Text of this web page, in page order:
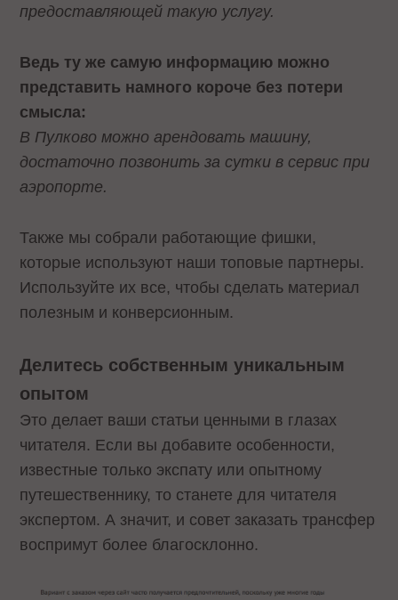
предоставляющей такую услугу.
Ведь ту же самую информацию можно
представить намного короче без потери
смысла:
В Пулково можно арендовать машину,
достаточно позвонить за сутки в сервис при
аэропорте.
Также мы собрали работающие фишки,
которые используют наши топовые партнеры.
Используйте их все, чтобы сделать материал
полезным и конверсионным.
Делитесь собственным уникальным
опытом
Это делает ваши статьи ценными в глазах
читателя. Если вы добавите особенности,
известные только экспату или опытному
путешественнику, то станете для читателя
экспертом. А значит, и совет заказать трансфер
воспримут более благосклонно.